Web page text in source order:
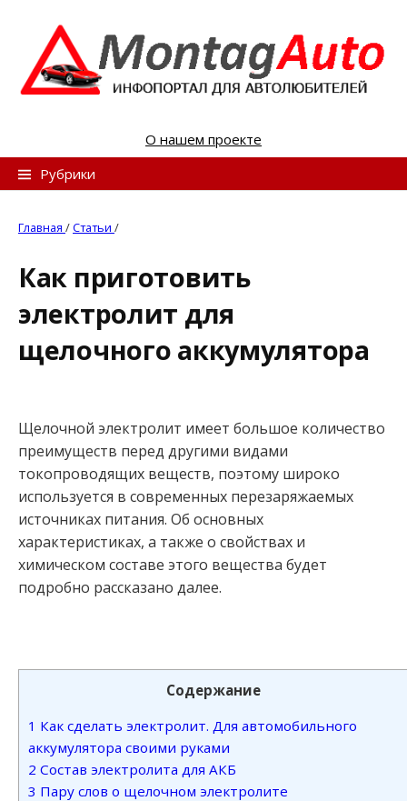
n
О нашем проекте
Рубрики
Главная /Статьи /
Как приготовить
электролит для
щелочного аккумулятора
Щелочной электролит имеет большое количество
преимуществ перед другими видами
токопроводящих веществ, поэтому широко
используется в современных перезаряжаемых
источниках питания. Об основных
характеристиках, а также о свойствах и
химическом составе этого вещества будет
подробно рассказано далее.
Содержание
1 Как сделать электролит. Для автомобильного
аккумулятора своими руками
2 Состав электролита для АКБ
3 Пару слов о щелочном электролите